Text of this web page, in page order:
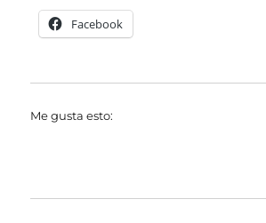
Facebook
Me gusta esto: